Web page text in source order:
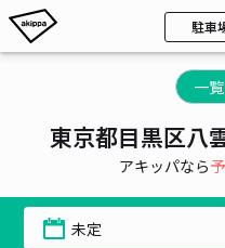
駐車
一覧
東京都目黒区八
アキッパなら
未定